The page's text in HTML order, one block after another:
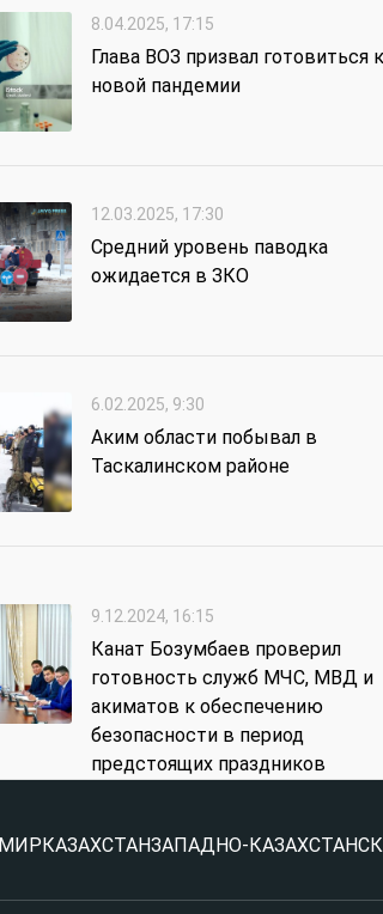
8.04.2025, 17:15
Глава ВОЗ призвал готовиться к
новой пандемии
12.03.2025, 17:30
Средний уровень паводка
ожидается в ЗКО
6.02.2025, 9:30
Аким области побывал в
Таскалинском районе
9.12.2024, 16:15
Канат Бозумбаев проверил
готовность служб МЧС, МВД и
акиматов к обеспечению
безопасности в период
предстоящих праздников
МИР КАЗАХСТАНЗАПАДНО-